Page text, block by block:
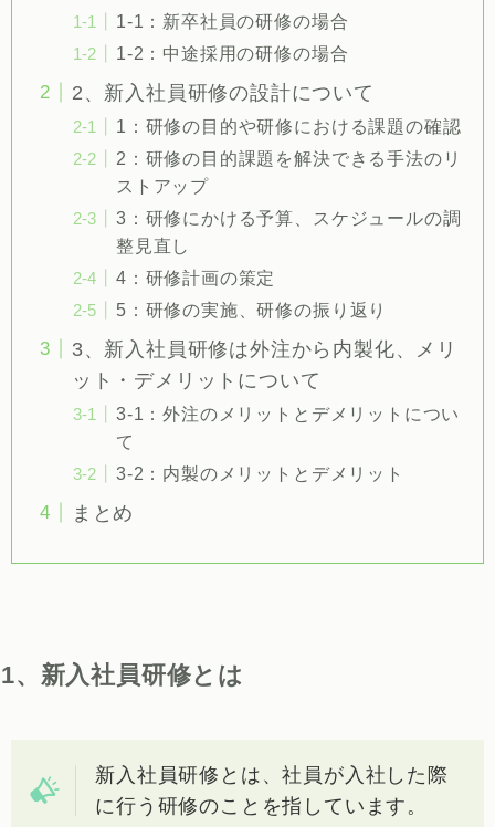
1-1：新卒社員の研修の場合
1-2：中途採用の研修の場合
2、新入社員研修の設計について
1：研修の目的や研修における課題の確認
2：研修の目的課題を解決できる手法のリ
ストアップ
3：研修にかける予算、スケジュールの調
整見直し
4：研修計画の策定
5：研修の実施、研修の振り返り
3、新入社員研修は外注から内製化、メリ
ット・デメリットについて
3-1：外注のメリットとデメリットについ
て
3-2：内製のメリットとデメリット
まとめ
1、新入社員研修とは
新入社員研修とは、社員が入社した際
に行う研修のことを指しています。